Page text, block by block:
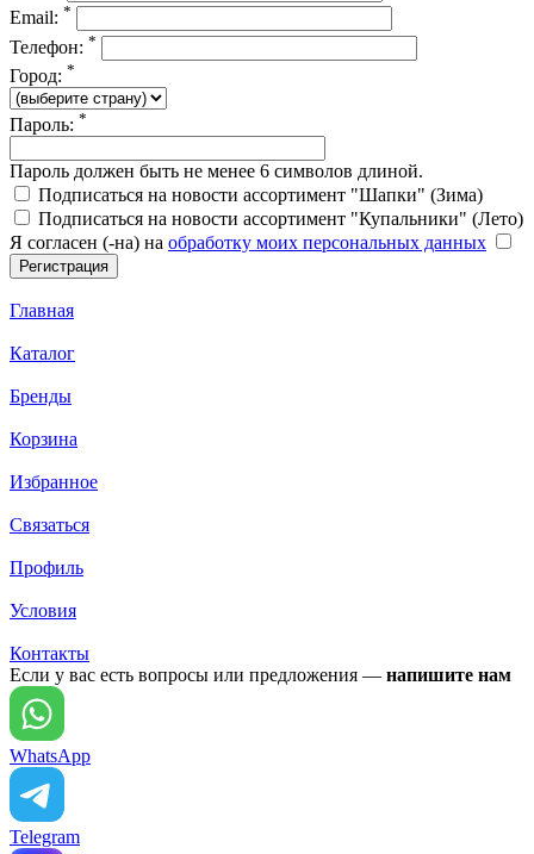
Email: *
Телефон: *
Город: *
Пароль: *
Пароль должен быть не менее 6 символов длиной.
Подписаться на новости ассортимент "Шапки" (Зима)
Подписаться на новости ассортимент "Купальники" (Лето)
Я согласен (-на) на обработку моих персональных данных
Главная
Каталог
Бренды
Корзина
Избранное
Связаться
Профиль
Условия
Контакты
Если у вас есть вопросы или предложения — напишите нам
WhatsApp
Telegram